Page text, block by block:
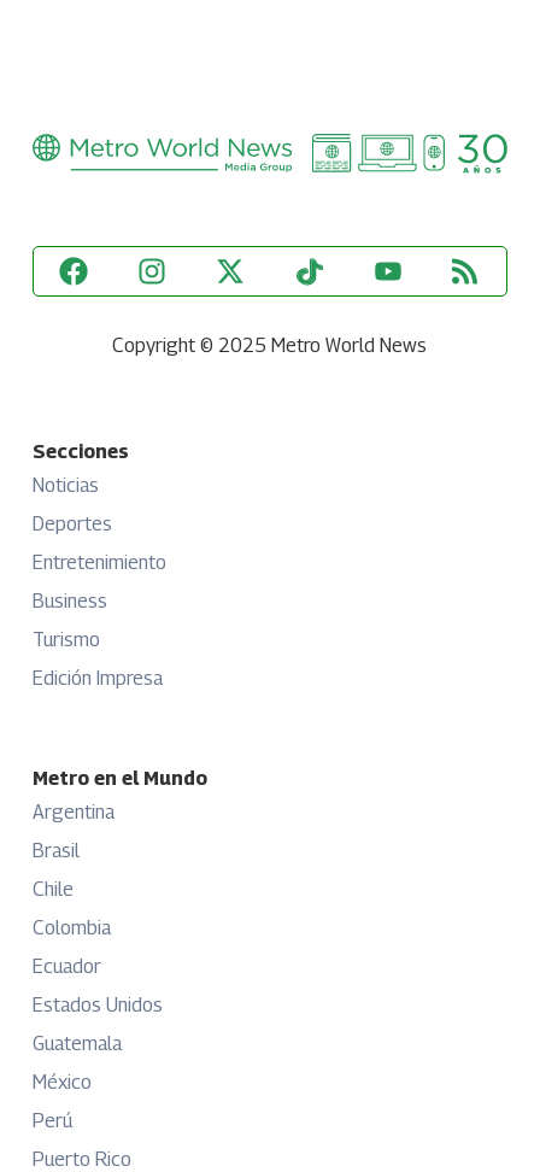
Copyright © 2025 Metro World News
Secciones
Noticias
Deportes
Entretenimiento
Business
Turismo
Edición Impresa
Metro en el Mundo
Argentina
Brasil
Chile
Colombia
Ecuador
Estados Unidos
Guatemala
México
Perú
Puerto Rico